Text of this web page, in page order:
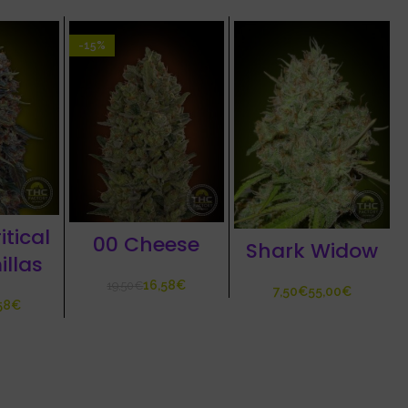
€
-15%
00 Cheese
€16,58€
Shark Widow
€ €